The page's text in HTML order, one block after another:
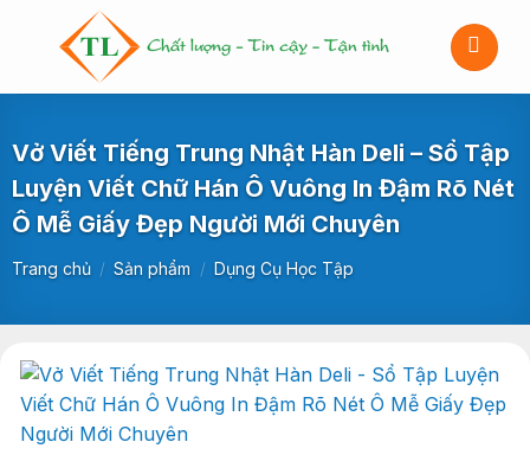
Vở Viết Tiếng Trung Nhật Hàn Deli – Sổ Tập
Luyện Viết Chữ Hán Ô Vuông In Đậm Rõ Nét
Ô Mễ Giấy Đẹp Người Mới Chuyên
Trang chủ / Sản phẩm / Dụng Cụ Học Tập